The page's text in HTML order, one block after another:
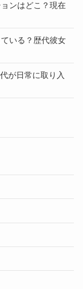
ンはどこ？現在
いる？歴代彼女
が日常に取り入